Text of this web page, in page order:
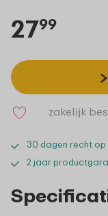
2799
zakelijk
30 dagen recht
2 jaar